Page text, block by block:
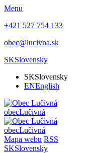
Menu
+421 527 754 133
obec@lucivna.sk
SKSlovensky
SKSlovensky
ENEnglish
obecLučivná
obecLučivná
Mapa webu RSS
SKSlovensky